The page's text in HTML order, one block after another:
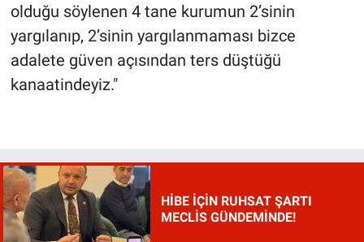
olduğu söylenen 4 tane kurumun 2’sinin
yargılanıp, 2’sinin yargılanmaması bizce
adalete güven açısından ters düştüğü
kanaatindeyiz."
HİBE İÇİN RUHSAT ŞARTI
MECLİS GÜNDEMİNDE!